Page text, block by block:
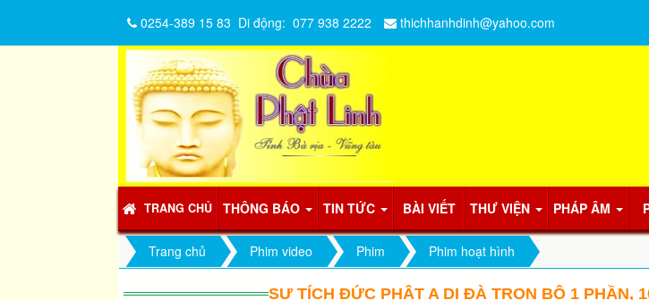
TRANG CHỦ THÔNG BÁO TIN TỨC BÀI VIẾT THƯ VIỆN PHÁP ÂM
0254-389 15 83 Di động: 077 938 2222 thichhanhdinh@yahoo.com
Trang chủ Phim video Phim Phim hoạt hình
SỰ TÍCH ĐỨC PHẬT A DI ĐÀ TRỌN BỘ 1 PHẦN,